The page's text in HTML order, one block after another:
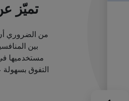
تميّز
من الضروري
بين
مستخدميها
التفوق